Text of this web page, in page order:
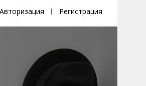
Авторизация Регистрация